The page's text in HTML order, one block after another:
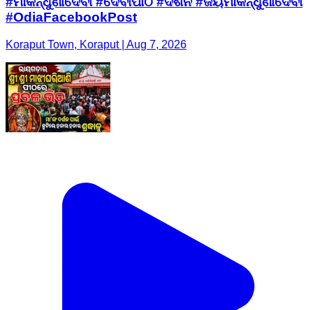
#OdiaFacebookPost
Koraput Town, Koraput | Aug 7, 2026